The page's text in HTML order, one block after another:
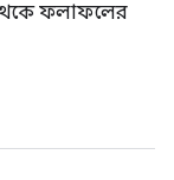
ফলাফলের